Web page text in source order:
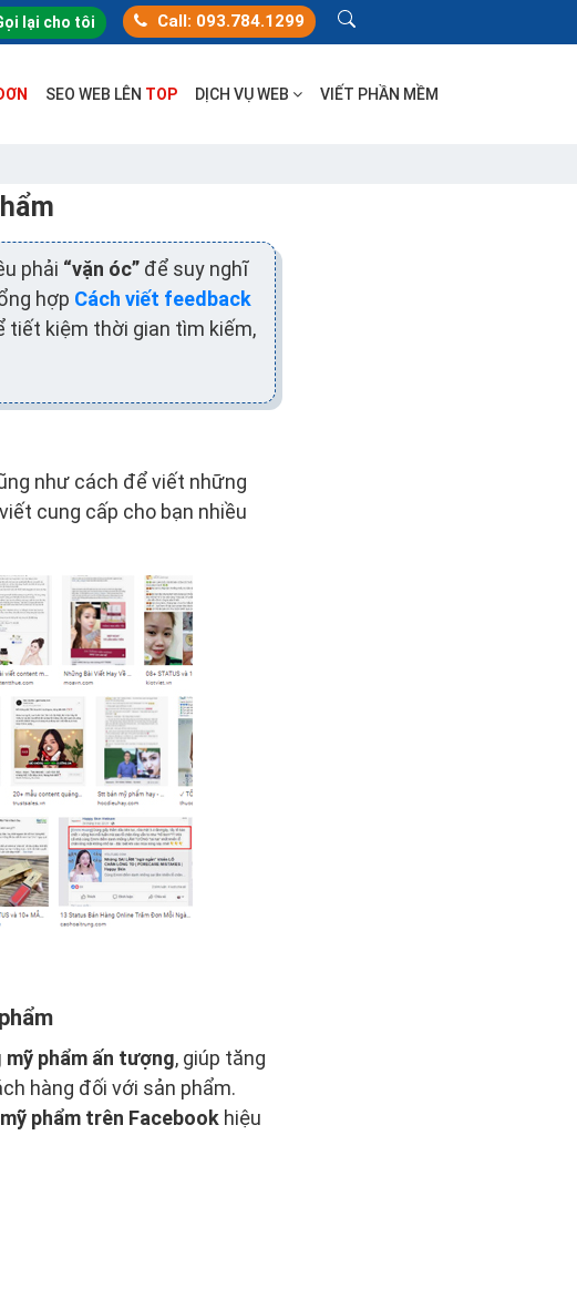
lại cho tôi Call: 093.784.1299
SEO WEB LÊN TOP DỊCH VỤ WEB VIẾT PHẦN MỀM
phải “vặn óc” để suy nghĩ
hợp Cách viết feedback
tiết kiệm thời gian tìm kiếm,
như cách để viết những
cung cấp cho bạn nhiều
phẩm ấn tượng, giúp tăng
hàng đối với sản phẩm.
phẩm trên Facebook hiệu